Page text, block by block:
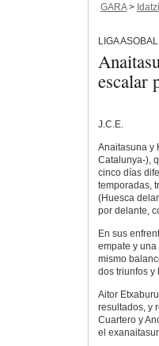
GARA>
LIGA ASOBAL
escalar
J.C.E.
Anaitasuna y
Catalunya-),
cinco días
temporadas,
(Huesca
por delante,
En sus
empate y
mismo
dos triunfos y
Aitor
resultados, y
Cuartero y
el